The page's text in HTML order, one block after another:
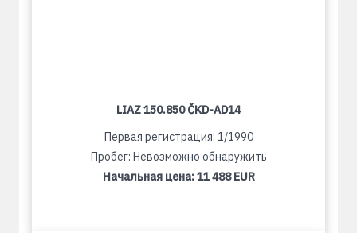
LIAZ 150.850 ČKD-AD14
Первая регистрация: 1/1990
Пробег: Невозможно обнаружить
Начальная цена:11 488 EUR